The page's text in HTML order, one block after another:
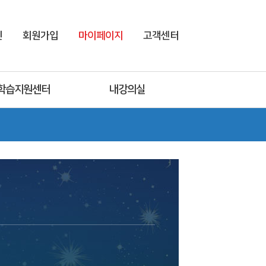
회원가입 마이페이지 고객센터
습지원센터 내강의실